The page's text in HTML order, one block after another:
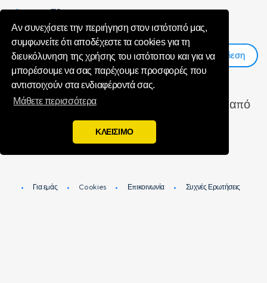
Αν συνεχίσετε την περιήγηση στον ιστότοπό μας,
συμφωνείτε ότι αποδέχεστε τα cookies για τη
διευκόλυνηση της χρήσης του ιστότοπου και για να
μπορέσουμε να σας παρέχουμε προσφορές που
αντιστοιχούν στα ενδιαφέροντά σας.
Μάθετε περισσότερα
ΚΛΕΙΣΙΜΟ
unsubscribeMe
Εγγραφη Σύνδεση
Καταργήσατε με επιτυχία την εγγραφή σας από
το Toluna Influencers
Για εμάς Cookies Επικοινωνία Συχνές Ερωτήσεις